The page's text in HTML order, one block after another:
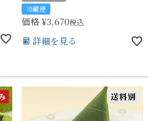
冷蔵便
価格¥3,670税込
詳細を見る